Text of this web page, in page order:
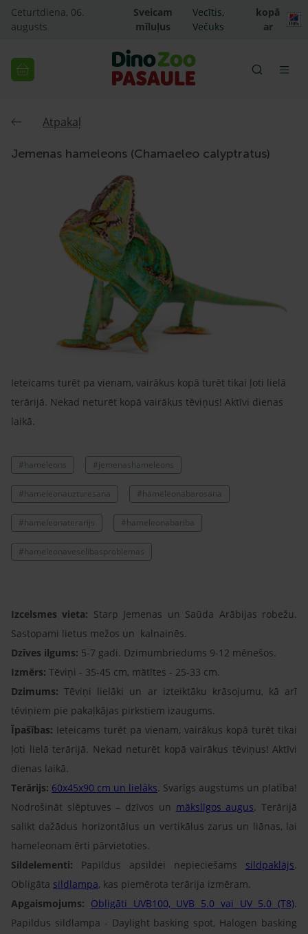
Ceturtdiena, 06.
augusts
Sveicam
mīluļus
Vecītis,
Večuks
kopā
ar
Atpakaļ
Jemenas hameleons (Chamaeleo calyptratus)
Ieteicams turēt pa vienam, vairākus kopā turēt tikai ļoti lielā
terārijā. Nekad neturēt kopā vairākus tēviņus! Aktīvi dienas
laikā.
#hameleons #jemenashameleons
#hameleonauzturesana #hameleonabarosana
#hameleonaterarijs #hameleonabariba
#hameleonaveselibasproblemas
Izcelsmes vieta: Starp Jemenas un Saūda Arābijas robežu.
Sastopami lietus mežos un kalnainēs.
Dzīves ilgums: 5-7 gadi. Dzimumbriedums 9-12 mēnešos.
Izmērs: Tēviņi - 35-45 cm, mātītes - 25-33 cm.
Dzimums: Tēviņi lielāki un ar izteiktāku krāsojumu, kā arī
tēviņiem pie pakaļkājas pirkstiem izaugums.
Īpašības: Ieteicams turēt pa vienam, vairākus kopā turēt tikai
ļoti lielā terārijā. Nekad neturēt kopā vairākus tēviņus! Aktīvi
dienas laikā.
Terārijs: 60x45x90 cm un lielāks. Svarīgs augstums un platība!
Nodrošināt slēptuves – dzīvos un mākslīgos augus. Terārijā
salikt dažādus horizontālus un vertikālus zarus un liānas, lai
hameleonam ērti pārvietoties.
Sildelementi: Papildus apsildei nepieciešams sildpaklājs.
Obligāta sildlampa, kas piemērota terārija izmēram.
Apgaismojums: Obligāti UVB100, UVB 5.0 vai UV 5.0 (T8).
Papildus sildlampa - Daylight basking spot, Halogen basking